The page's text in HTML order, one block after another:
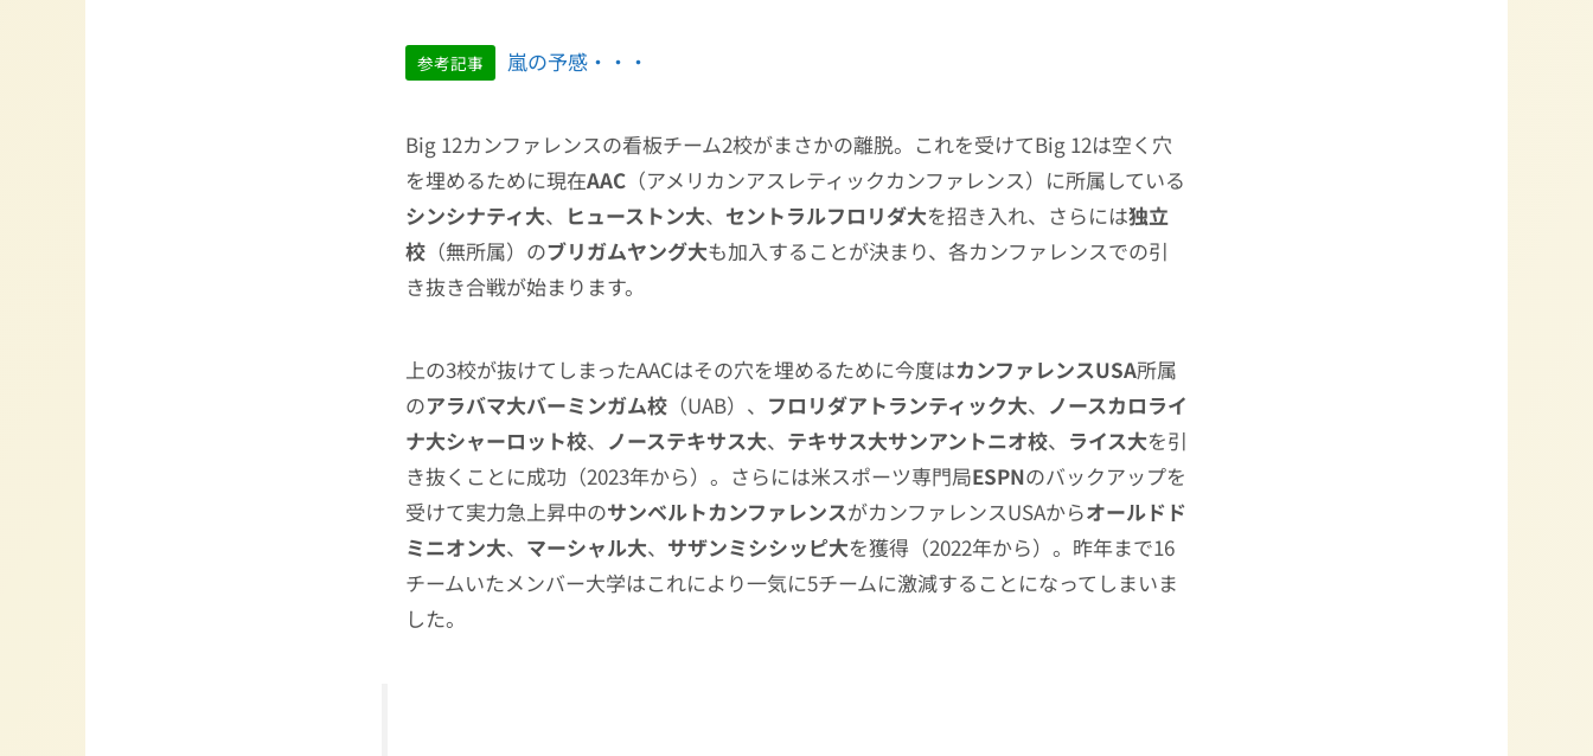
参考記事 嵐の予感・・・
Big 12カンファレンスの看板チーム2校がまさかの離脱。これを受けてBig 12は空く穴
を埋めるために現在AAC （アメリカンアスレティックカンファレンス）に所属している
シンシナティ大、 ヒューストン大、 セントラルフロリダ大を招き入れ、さらには独立
校 （無所属）のブリガムヤング大も加入することが決まり、各カンファレンスでの引
き抜き合戦が始まります。
上の3校が抜けてしまったAACはその穴を埋めるために今度はカンファレンスUSA所属
のアラバマ大バーミンガム校 （UAB）、 フロリダアトランティック大、 ノースカロライ
ナ大シャーロット校、 ノーステキサス大、 テキサス大サンアントニオ校、 ライス大を引
き抜くことに成功（2023年から）。さらには米スポーツ専門局ESPNのバックアップを
受けて実力急上昇中のサンベルトカンファレンスがカンファレンスUSAからオールドド
ミニオン大、 マーシャル大、 サザンミシシッピ大を獲得（2022年から）。昨年まで16
チームいたメンバー大学はこれにより一気に5チームに激減することになってしまいま
した。